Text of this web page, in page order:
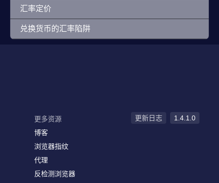
汇率定价
兑换货币的汇率陷阱
更多资源
博客
浏览器指纹
代理
反检测浏览器
更新日志 1.4.1.0